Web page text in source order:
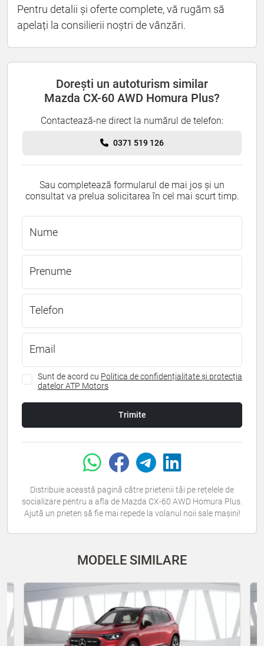
Pentru detalii și oferte complete, vă rugăm să
apelați la consilierii noștri de vânzări.
Dorești un autoturism similar
Mazda CX-60 AWD Homura Plus?
Contactează-ne direct la numărul de telefon:
0371 519 126
Sau completează formularul de mai jos și un
consultat va prelua solicitarea în cel mai scurt timp.
Nume
Prenume
Telefon
Email
Sunt de acord cu Politica de confidențialitate și protecția
datelor ATP Motors
Trimite
Distribuie această pagină către prietenii tăi pe rețelele de
socializare pentru a afla de Mazda CX-60 AWD Homura Plus.
Ajută un prieten să fie mai repede la volanul noii sale mașini!
MODELE SIMILARE